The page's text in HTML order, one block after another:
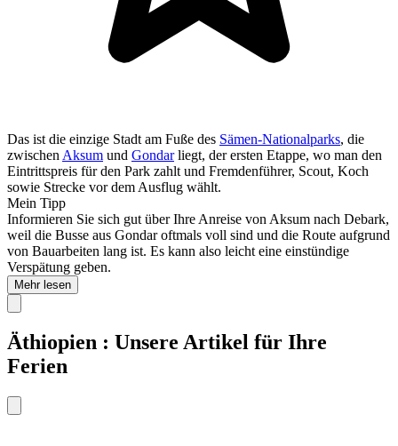
Das ist die einzige Stadt am Fuße des Sämen-Nationalparks, die
zwischen Aksum und Gondarliegt, der ersten Etappe, wo man den
Eintrittspreis für den Park zahlt und Fremdenführer, Scout, Koch
sowie Strecke vor dem Ausflug wählt.
Mein Tipp
Informieren Sie sich gut über Ihre Anreise von Aksum nach Debark,
weil die Busse aus Gondar oftmals voll sind und die Route aufgrund
von Bauarbeiten lang ist. Es kann also leicht eine einstündige
Verspätung geben.
Mehr lesen
Äthiopien : Unsere Artikel für Ihre
Ferien